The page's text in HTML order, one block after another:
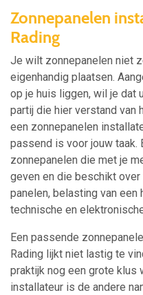
Zonnepanelen
Rading
Je wilt zonnepanelen niet
eigenhandig plaatsen.
op je huis liggen, wil je dat
partij die hier verstand van
een zonnepanelen
passend is voor jouw taak.
zonnepanelen die met je
geven en die beschikt
panelen, belasting van een
technische en
Een passende
Rading lijkt niet lastig te
praktijk nog een grote klus
installateur is de andere